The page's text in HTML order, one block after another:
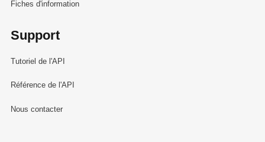
Fiches d'information
Support
Tutoriel de l'API
Référence de l'API
Nous contacter